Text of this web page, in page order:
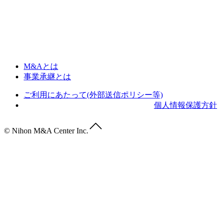
M&Aとは
事業承継とは
ご利用にあたって(外部送信ポリシー等)
個人情報保護方針
© Nihon M&A Center Inc.